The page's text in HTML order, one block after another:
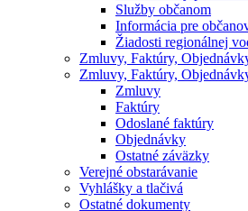
Služby občanom
Informácia pre
Žiadosti regionálnej
Zmluvy, Faktúry,
Zmluvy, Faktúry,
Zmluvy
Faktúry
Odoslané faktúry
Objednávky
Ostatné záväzky
Verejné obstarávanie
Vyhlášky a tlačivá
Ostatné dokumenty